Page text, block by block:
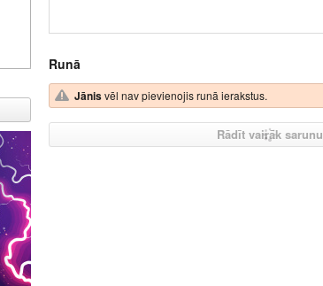
Runā
Jānisvēl nav pievienojis runā ierakstus.
Rādīt vairāk sarunu